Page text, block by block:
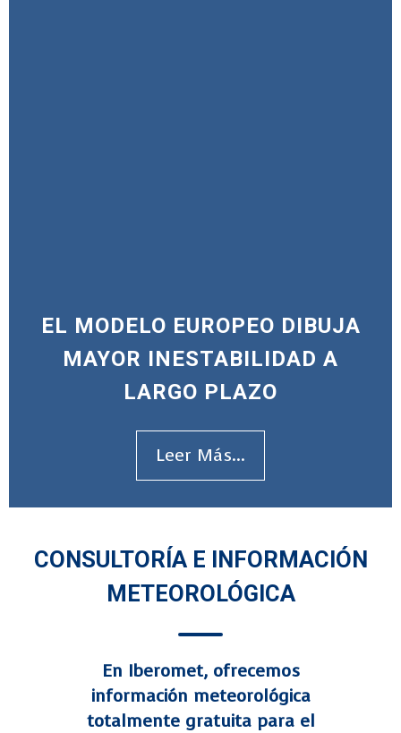
EL MODELO EUROPEO DIBUJA
MAYOR INESTABILIDAD A
LARGO PLAZO
Leer Más...
CONSULTORÍA E INFORMACIÓN
METEOROLÓGICA
En Iberomet, ofrecemos
información meteorológica
totalmente gratuita para el